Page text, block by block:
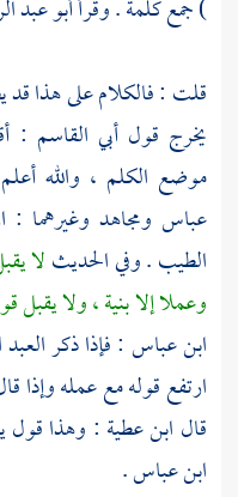
) جمع كلمة . وقرأأبو عبد
قلت : فالكلام على هذا
يخرج قولأبي القاسم :
موضع الكلم ، والله
عباس ومجاهد وغيرهما :
الطيب . وفي الحديثلا
وعملا إلا بنية ، ولا يقبل
ابن عباس : فإذا ذكر
ارتفع قوله مع عمله وإذا
قال ابن عطية : وهذا قول
ابن عباس.